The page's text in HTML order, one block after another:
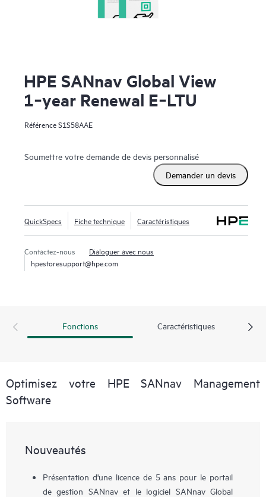
HPE SANnav Global View
1‑year Renewal E‑LTU
RéférenceS1S58AAE
Soumettre votre demande de devis personnalisé
Demander un devis
QuickSpecs Fiche technique Caractéristiques
Contactez-nous
Dialoguer avec nous
hpestoresupport@hpe.com
Fonctions Caractéristiques
Optimisez votre HPE SANnav Management
Software
Nouveautés
Présentation d'une licence de 5 ans pour le portail
de gestion SANnav et le logiciel SANnav Global